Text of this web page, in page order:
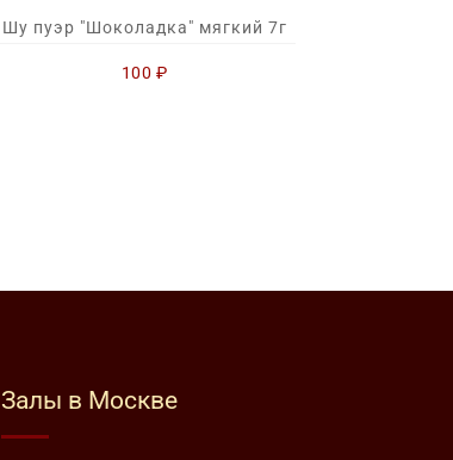
Шу пуэр "Шоколадка" мягкий 7г
100 ₽
Залы в Москве